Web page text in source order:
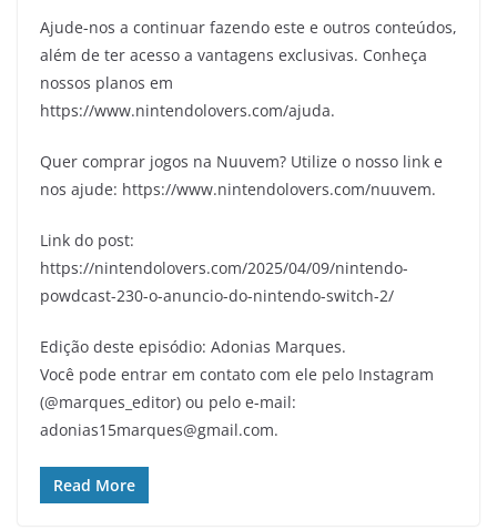
Ajude-nos a continuar fazendo este e outros conteúdos,
além de ter acesso a vantagens exclusivas. Conheça
nossos planos em
https://www.nintendolovers.com/ajuda.
Quer comprar jogos na Nuuvem? Utilize o nosso link e
nos ajude: https://www.nintendolovers.com/nuuvem.
Link do post:
https://nintendolovers.com/2025/04/09/nintendo-
powdcast-230-o-anuncio-do-nintendo-switch-2/
Edição deste episódio: Adonias Marques.
Você pode entrar em contato com ele pelo Instagram
(@marques_editor) ou pelo e-mail:
adonias15marques@gmail.com.
Read More